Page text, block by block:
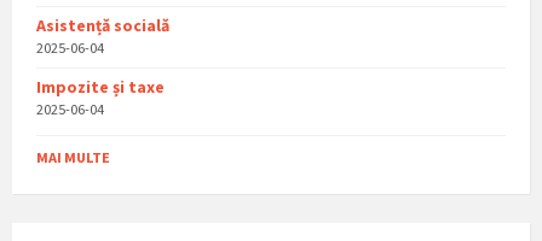
Asistențǎ socialǎ
2025-06-04
Impozite și taxe
2025-06-04
MAI MULTE